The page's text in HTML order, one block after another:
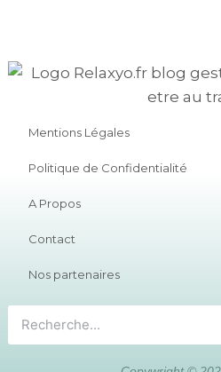
Mentions Légales
Politique de Confidentialité
A Propos
Contact
Nos partenaires